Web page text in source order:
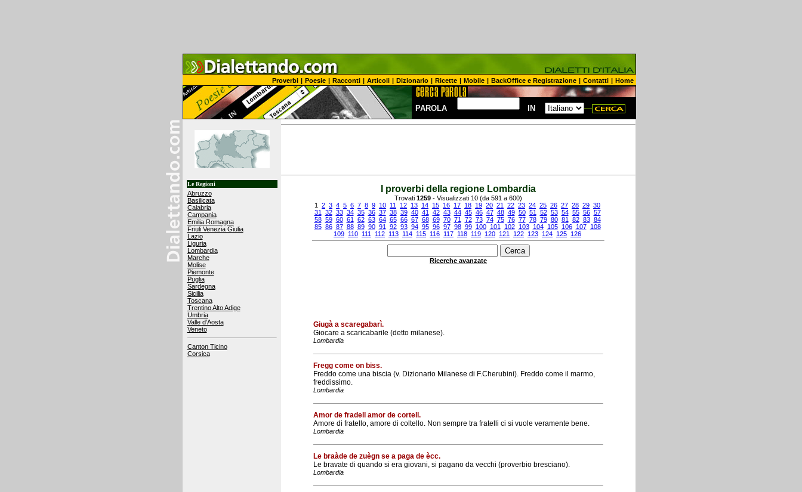
Proverbi | Poesie | Racconti | Articoli | Dizionario | Ricette | Mobile | BackOffice e Registrazione | Contatti | Home
PAROLA IN
Le Regioni
Abruzzo
Basilicata
Calabria
Campania
Emilia Romagna
Friuli Venezia Giulia
Lazio
Liguria
Lombardia
Marche
Molise
Piemonte
Puglia
Sardegna
Sicilia
Toscana
Trentino Alto Adige
Umbria
Valle d'Aosta
Veneto
Canton Ticino
Corsica
I proverbi della regione Lombardia
Trovati 1259 - Visualizzati 10 (da 591 a 600)
1
2 3 4 5 6 7 8 9 10 11 12 13 14 15 16 17 18 19 20 21 22 23 24 25 26 27 28 29 30
31
32 33 34 35 36 37 38 39 40 41 42 43 44 45 46 47 48 49 50 51 52 53 54 55 56 57
58 59 60 61 62 63 64 65 66 67 68 69 70 71 72 73 74 75 76 77 78 79 80 81 82 83 84
85 86 87 88 89 90 91 92 93 94 95 96 97 98 99 100 101 102 103 104 105 106 107
108
109 110 111 112 113 114 115 116 117 118 119 120 121 122 123 124 125 126
Ricerche avanzate
Giugà a scaregabarì.
Giocare a scaricabarile (detto milanese).
Lombardia
Fregg come on biss.
Freddo come una biscia (v. Dizionario Milanese di F.Cherubini). Freddo come il marmo,
freddissimo.
Lombardia
Amor de fradell amor de cortell.
Amore di fratello, amore di coltello. Non sempre tra fratelli ci si vuole veramente bene.
Lombardia
Le braàde de zuègn se a paga de ècc.
Le bravate di quando si era giovani, si pagano da vecchi (proverbio bresciano).
Lombardia